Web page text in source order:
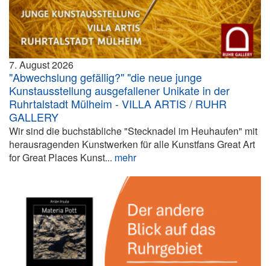
7. August 2026
"Abwechslung gefällig?" "die neue junge
Kunstausstellung ausgefallener Unikate in der
Ruhrtalstadt Mülheim - VILLA ARTIS / RUHR
GALLERY
Wir sind die buchstäbliche "Stecknadel im Heuhaufen" mit
herausragenden Kunstwerken für alle Kunstfans Great Art
for Great Places Kunst... mehr